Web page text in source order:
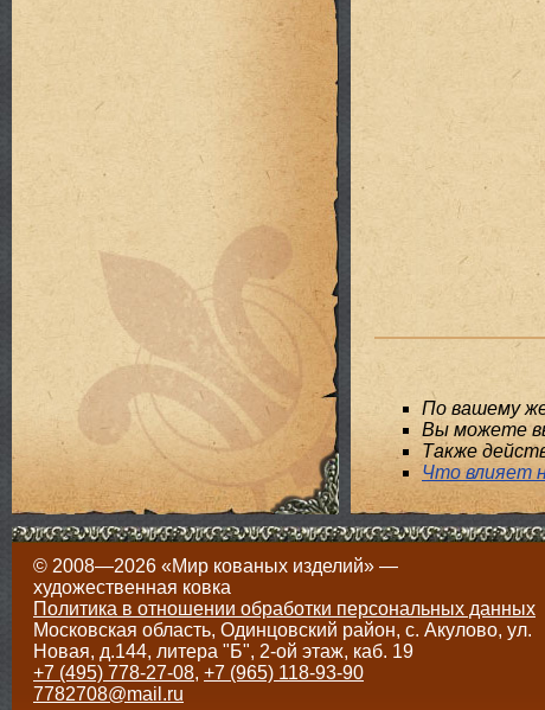
По вашему
Вы можете
Также
Что влияет
© 2008—2026 «Мир кованых изделий» —
художественная ковка
Политика в отношении обработки персональных данных
Московская область, Одинцовский район, с. Акулово, ул.
Новая, д.144, литера "Б", 2-ой этаж, каб. 19
+7 (495) 778-27-08, +7 (965) 118-93-90
7782708@mail.ru